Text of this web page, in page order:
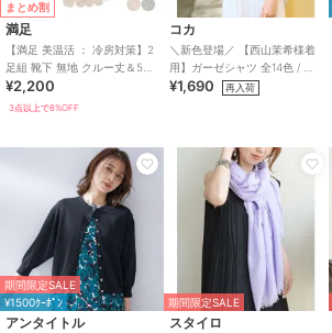
まとめ割
満足
【満足 美温活 ： 冷房対策】2
足組 靴下 無地 クルー丈＆5本
指 シルク混 重ね履きセット
¥2,200
3点以上で8%OFF
コカ
＼新色登場／ 【西山茉希様着
用】ガーゼシャツ 全14色 / 冷
房対策
¥1,690 再入荷
期間限定SALE
¥1500ｸｰﾎﾟﾝ
アンタイトル
期間限定SALE
スタイロ